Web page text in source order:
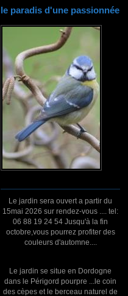
le paradis d'une passionnée
Le jardin sera ouvert a partir du
15mai 2026 sur rendez-vous .... tel:
06 88 19 24 54 Jusqu'à la fin
octobre,vous pourrez profiter des
couleurs d'automne....
Le jardin se situe en Dordogne
dans le Périgord pourpre ...le coin
des cèpes et le berceau naturel de